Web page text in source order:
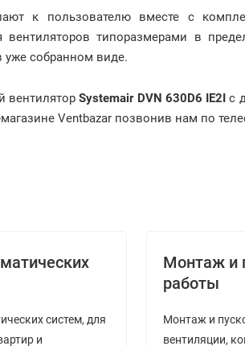
к пользователю вместе с
вентиляторов типоразмерами в
уже собранном виде.
вентиляторSystemair DVN 630D6 IE2I с
Ventbazar позвонив нам по
систем, для
и
Монтаж и
работы
Монтаж и
вентиляции,